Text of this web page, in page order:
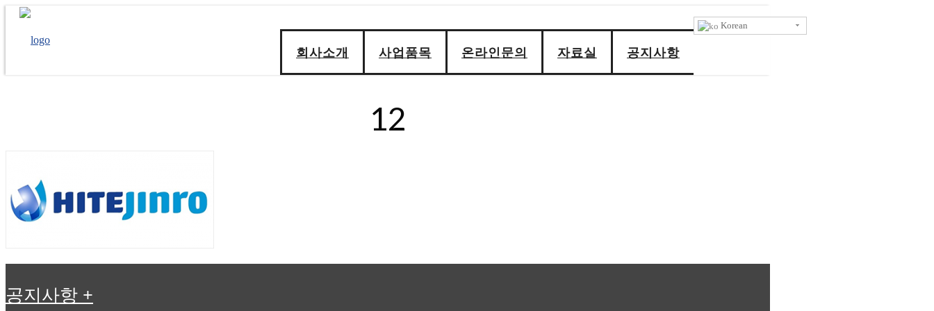
회사소개 사업품목 온라인문의 자료실 공지사항
Korean
12
공지사항 +